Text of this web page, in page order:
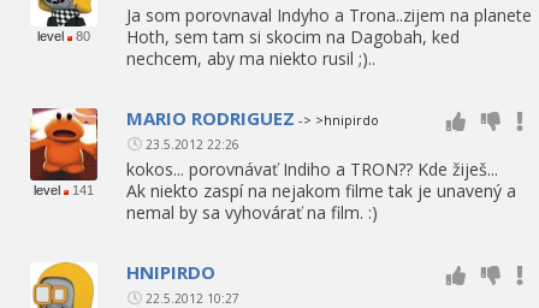
level 80
Ja som porovnaval Indyho a Trona..zijem na planete
Hoth, sem tam si skocim na Dagobah, ked
nechcem, aby ma niekto rusil ;)..
level 141
MARIO RODRIGUEZ -> >hnipirdo
23.5.2012 22:26
kokos... porovnávať Indiho a TRON?? Kde žiješ...
Ak niekto zaspí na nejakom filme tak je unavený a
nemal by sa vyhovárať na film. :)
HNIPIRDO
22.5.2012 10:27